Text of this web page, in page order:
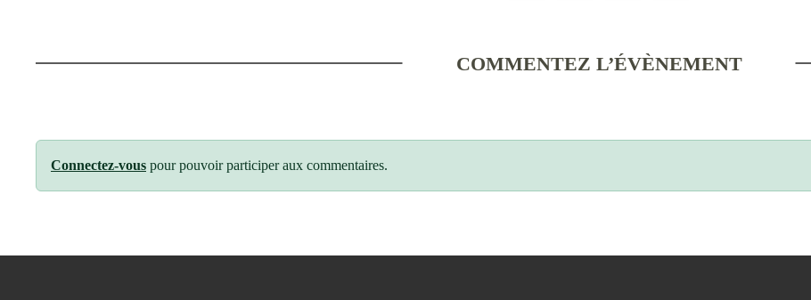
COMMENTEZ L’ÉVÈNEMENT
Connectez-vous pour pouvoir participer aux commentaires.